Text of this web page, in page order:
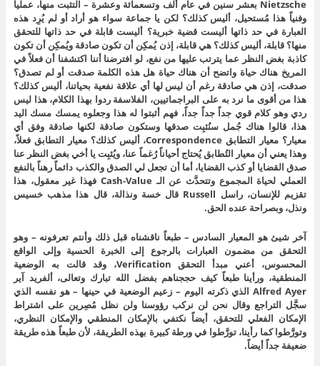
Nietzsche بعشر سنين في عام ألف وتسعمائة وعشرة – التثبت منها، عملياً
وفنياً هذا مُستحيل، أليس كذلك؟ لكن يا جماعة سواء هو أراد أو لم يُرِد هذه
العبارة في حد ذاتها أليست قضية خبرية؟ أليست قابلة في حد ذاتها للتحقق
منها؟ قابلة، أليس كذلك؟ هي قابلة، إذن يُمكِن أن تكون صادقة ويُمكِن أن تكون
كاذبة بغض النظر عما يترتب عليها من نفع، لو افترضنا أننا اكتشفنا أن فعلاً في
المريخ هناك حياة واتضح أن هناك حياة هل هذه الكلمة صدقت أو لم تصدق؟
صدقت، إذن هي صادقة رغم أن ليس لها أي علاقة نفعية بحياتنا، أليس كذلك؟
هذا من أقوى ما نرد به على البراجماتيين، الفلاسفة ردوا بهذا الكلام، هذا ليس
ردي وهو كلام قوي جداً جداً جداً، فهم أثبتوا له هذا وجعلوه يمسك مسك اليد
هذا، قالوا هناك جُمل سنُثبِت صدقها وستكون صادقة لكنها صادقة وفق أي
معيار؟ معيار التطابق Correspondence، أليس كذلك؟ معيار التطابق فعلاً،
وهذا يعني أن معيار التُطابق يُحتاج أحياناً رُغماً عنا، ويُثبِت يا أخي بغض النظر عنا
صدق القضايا أو كذب القضايا، أما أن تجعل لي الصدق والكذب دائماً رهناً بالنفع
العملي لحياة المجموع وتتحدَّث عن الـ Cash-Value فهذا غير معقول، هذا
تقزيم للإنسان، راسل Russell قال خسة ونذالة، قال هذا مذهب خسيس
ونذل، وبصراحة عنده الحق.
آخر شيئ هو المعيار السادس – طبعاً ناقشناه قبل ذلك وأنتم تعرفونه – وهو
التحقق من مضمون العبارات بالرجوع إلى الخبرة الحسية وإلى الواقع
المحسوس، أعني مبدأ التحقق Verification، وقد قالت به الوضعية
المنطقية، ورأينا طبعاً كيف حججناهم بفضل الله تبارك وتعالى، ألفريد آير
Alfred Ayer الذي ذكرته اليوم – زعيم الوضعية في حينها – هو نفسه الذي
سجَّل التراجع وقال نحن لن نركب رؤوسنا ولن نظل مُصِرين على اشتراط
الإمكان الفعلي للتحقق، أيضاً نكتفي بالإمكان المنطقي والإمكان النظري،
وتورَّطوا كما رأينا، تورَّطوا في ورطة كبيرة بهذه الطريقة، لأن طبعاً هذه طريقة
ضعيفة جداً أيضاً.